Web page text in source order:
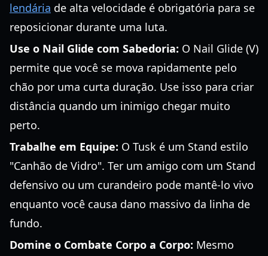
lendária de alta velocidade é obrigatória para se
reposicionar durante uma luta.
Use o Nail Glide com Sabedoria: O Nail Glide (V)
permite que você se mova rapidamente pelo
chão por uma curta duração. Use isso para criar
distância quando um inimigo chegar muito
perto.
Trabalhe em Equipe: O Tusk é um Stand estilo
"Canhão de Vidro". Ter um amigo com um Stand
defensivo ou um curandeiro pode mantê-lo vivo
enquanto você causa dano massivo da linha de
fundo.
Domine o Combate Corpo a Corpo: Mesmo